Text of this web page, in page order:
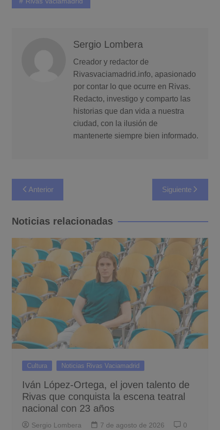
Sergio Lombera
Creador y redactor de
Rivasvaciamadrid.info, apasionado
por contar lo que ocurre en Rivas.
Redacto, investigo y comparto las
historias que dan vida a nuestra
ciudad, con la ilusión de
mantenerte siempre bien informado.
Navegación
de
entradas
Anterior Siguiente
Noticias relacionadas
Cultura Noticias Rivas Vaciamadrid
Iván López-Ortega, el joven talento de
Rivas que conquista la escena teatral
nacional con 23 años
Sergio Lombera 7 de agosto de 2026 0